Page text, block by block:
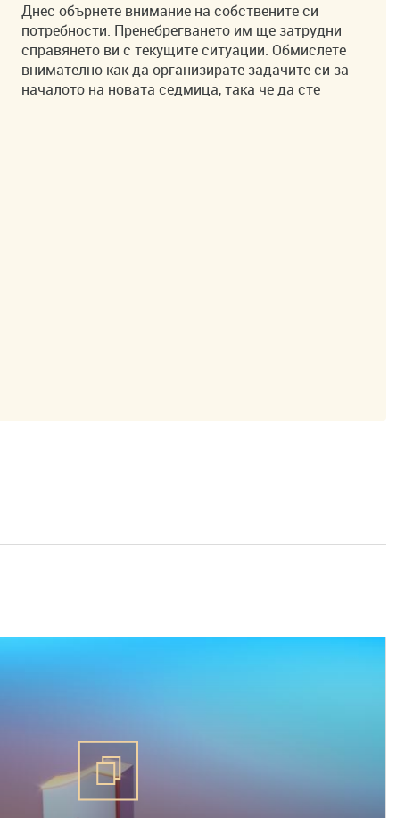
Днес обърнете внимание на собствените си
потребности. Пренебрегването им ще затрудни
справянето ви с текущите ситуации. Обмислете
внимателно как да организирате задачите си за
началото на новата седмица, така че да сте